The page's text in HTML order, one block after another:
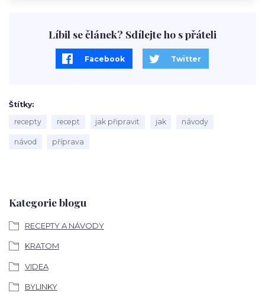
Kategorie blogu
RECEPTY A NÁVODY
KRATOM
VIDEA
BYLINKY
Líbil se článek? Sdílejte ho s přáteli
Facebook Twitter
Štítky
recepty
recept jak připravit jak návody
návod příprava